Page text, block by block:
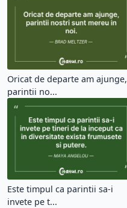
Oricat de departe am ajunge,
parintii no...
Este timpul ca parintii sa-i
invete pe t...